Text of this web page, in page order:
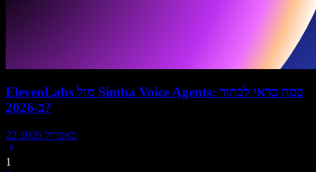
ElevenLabs מול Simba Voice Agents: במה כדאי לבחור
ב-2026?
22 באפריל 2026
1